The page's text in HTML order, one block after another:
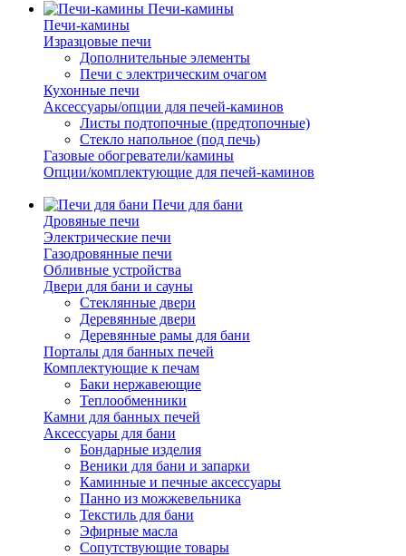
Печи-камины
Печи-камины
Изразцовые печи
Дополнительные элементы
Печи с электрическим очагом
Кухонные печи
Аксессуары/опции для печей-каминов
Листы подтопочные (предтопочные)
Стекло напольное (под печь)
Газовые обогреватели/камины
Опции/комплектующие для печей-каминов
Печи для бани
Дровяные печи
Электрические печи
Газодровянные печи
Обливные устройства
Двери для бани и сауны
Стеклянные двери
Деревянные двери
Деревянные рамы для бани
Порталы для банных печей
Комплектующие к печам
Баки нержавеющие
Теплообменники
Камни для банных печей
Аксессуары для бани
Бондарные изделия
Веники для бани и запарки
Каминные и печные аксессуары
Панно из можжевельника
Текстиль для бани
Эфирные масла
Сопутствующие товары